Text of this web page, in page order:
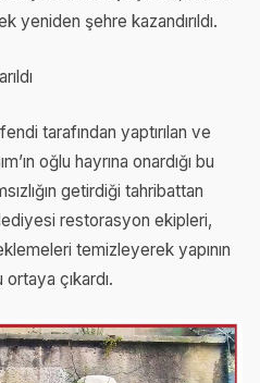
yeniden şehre kazandırıldı.
tarafından yaptırılan ve
oğlu hayrına onardığı bu
getirdiği tahribattan
restorasyon ekipleri,
temizleyerek yapının
çıkardı.